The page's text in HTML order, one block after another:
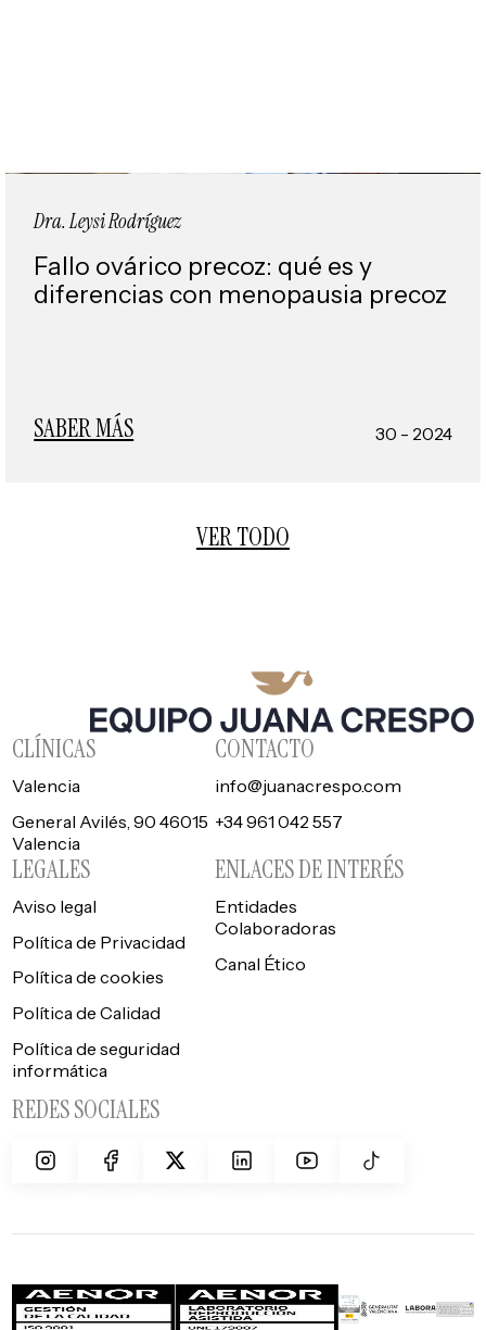
Dra. Leysi Rodríguez
Fallo ovárico precoz: qué es y
diferencias con menopausia precoz
SABER MÁS 30 - 2024
VER TODO
CLÍNICAS
Valencia
General Avilés, 90 46015
Valencia
CONTACTO
info@juanacrespo.com
+34 961 042 557
LEGALES
Aviso legal
Política de Privacidad
Política de cookies
Política de Calidad
Política de seguridad
informática
ENLACES DE INTERÉS
Entidades
Colaboradoras
Canal Ético
REDES SOCIALES
¿HABLAMOS? +34 961 042 557